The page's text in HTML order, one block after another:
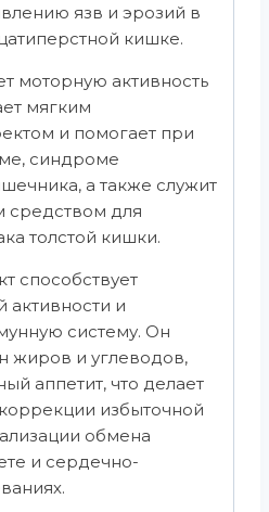
язв и эрозий в
кишке.
моторную активность
мягким
и помогает при
синдроме
а также служит
средством для
толстой кишки.
способствует
активности и
систему. Он
жиров и углеводов,
аппетит, что делает
избыточной
обмена
и сердечно-